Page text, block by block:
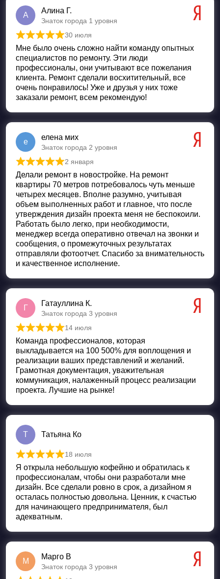
А
Алина Г.
Знаток города 1 уровня
Оценка 5 из 5
30 июля
Мне было очень сложно найти команду опытных
специалистов по ремонту. Эти люди
профессионалы, они учитывают все пожелания
клиента. Ремонт сделали восхитительный, все
очень понравилось! Уже и друзья у них тоже
заказали ремонт, всем рекомендую!
е
елена мих
Знаток города 2 уровня
Оценка 5из 5
2 января
Делали ремонт в новостройке. На ремонт
квартиры 70 метров потребовалось чуть меньше
четырех месяцев. Вполне разумно, учитывая
объем выполненных работ и главное, что после
утверждения дизайн проекта меня не беспокоили.
Работать было легко, при необходимости,
менеджер всегда оперативно отвечал на звонки и
сообщения, о промежуточных результатах
отправляли фотоотчет. Спасибо за внимательность
и качественное исполнение.
Г
Гатауллина К.
Знаток города 3 уровня
Оценка 5 из 5
14 июля
Команда профессионалов, которая
выкладывается на 100 500% для воплощения и
реализации ваших представлений и желаний.
Грамотная документация, уважительная
коммуникация, налаженный процесс реализации
проекта. Лучшие на рынке!
Т Татьяна Ко
Оценка5 из 5
18 июля
Я открыла небольшую кофейню и обратилась к
профессионалам, чтобы они разработали мне
дизайн. Все сделали ровно в срок, а дизайном я
осталась полностью довольна. Ценник, к счастью
для начинающего предпринимателя, был
адекватным.
М
Марго В
Знаток города 3 уровня